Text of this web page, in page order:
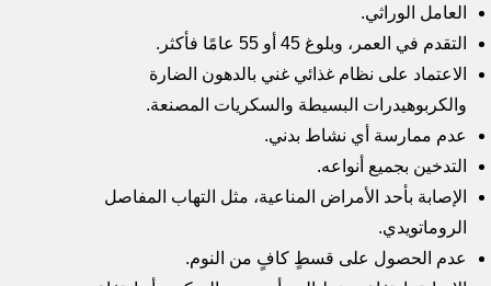
العامل الوراثي.
التقدم في العمر، وبلوغ 45 أو 55 عامًا فأكثر.
الاعتماد على نظام غذائي غني بالدهون الضارة
والكربوهيدرات البسيطة والسكريات المصنعة.
عدم ممارسة أي نشاط بدني.
التدخين بجميع أنواعه.
الإصابة بأحد الأمراض المناعية، مثل التهاب المفاصل
الروماتويدي.
عدم الحصول على قسطٍ كافٍ من النوم.